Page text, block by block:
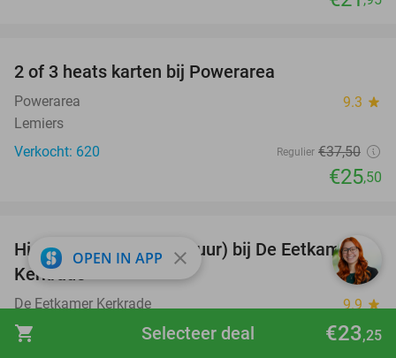
shopping_cart €23,25
Selecteer deal
2 of 3 heats karten bij Powerarea
Powerarea 9.3 star
Lemiers
Verkocht: 620
Regulier €37,50
€25,50
38%
High tea naar keuze (2 uur) bij De Eetkamer
Kerkrade
De Eetkamer Kerkrade 9.9star
Kerkrade
OPEN IN APP close